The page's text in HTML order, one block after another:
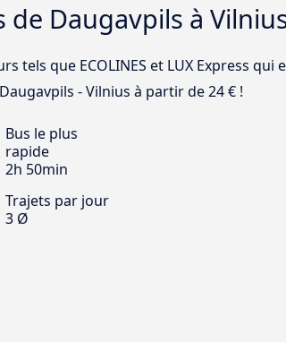
Daugavpils à
tels que ECOLINES et LUX Express
- Vilnius à partir de 24 € !
Bus le plus
rapide
2h 50min
Trajets par jour
3 Ø